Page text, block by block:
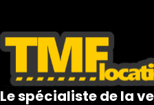
Le spécialiste de la